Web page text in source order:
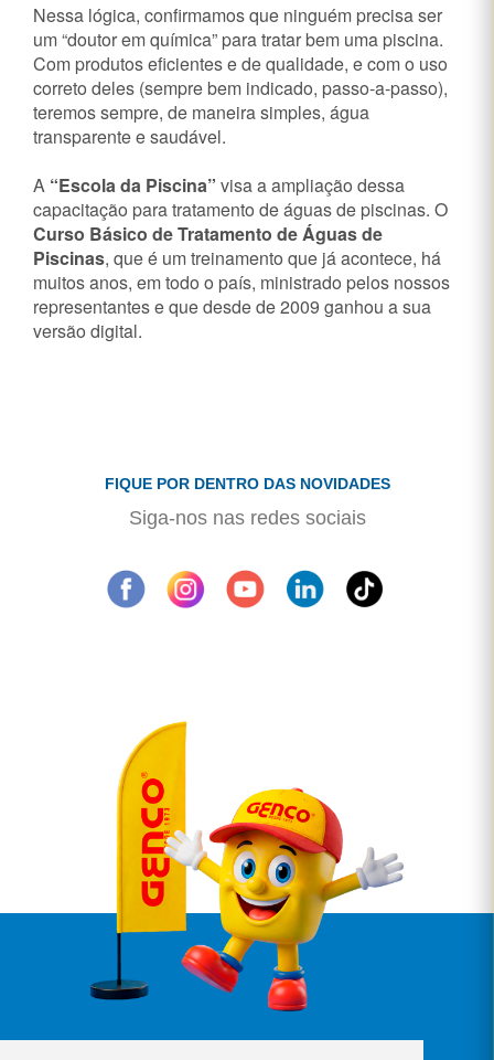
Nessa lógica, confirmamos que ninguém precisa ser
um “doutor em química” para tratar bem uma piscina.
Com produtos eficientes e de qualidade, e com o uso
correto deles (sempre bem indicado, passo-a-passo),
teremos sempre, de maneira simples, água
transparente e saudável.
A “Escola da Piscina” visa a ampliação dessa
capacitação para tratamento de águas de piscinas. O
Curso Básico de Tratamento de Águas de
Piscinas, que é um treinamento que já acontece, há
muitos anos, em todo o país, ministrado pelos nossos
representantes e que desde de 2009 ganhou a sua
versão digital.
FIQUE POR DENTRO DAS NOVIDADES
Siga-nos nas redes sociais